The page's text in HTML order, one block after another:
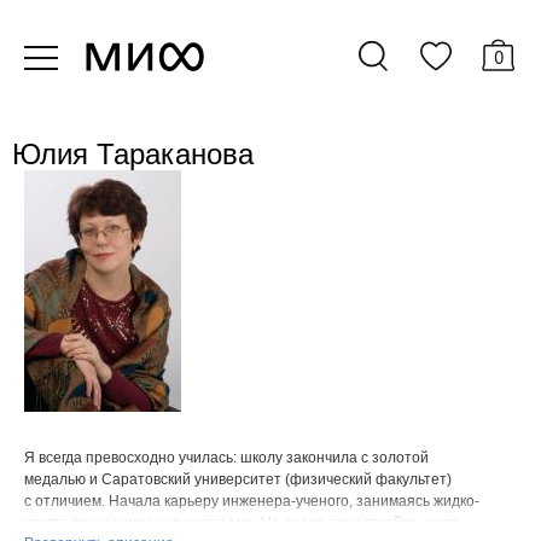
0
Юлия Тараканова
Я всегда превосходно училась: школу закончила с золотой
медалью и Саратовский университет (физический факультет)
с отличием. Начала карьеру инженера-ученого, занимаясь жидко-
кристаллическими индикаторами. Но после перестройки, когда